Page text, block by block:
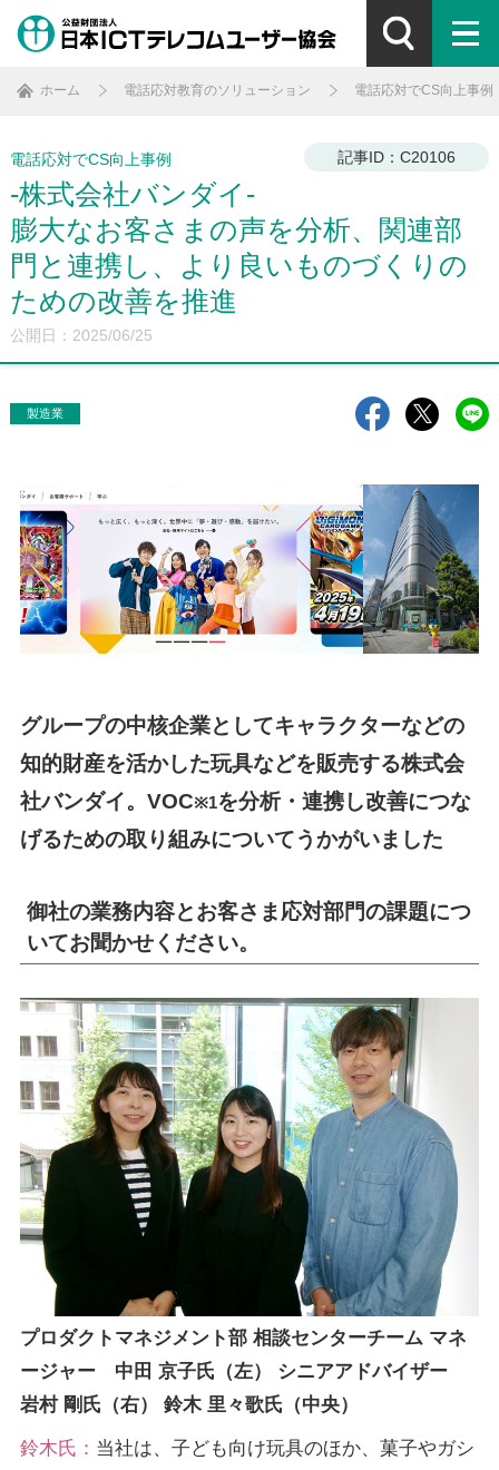
ホーム 電話応対教育のソリューション 電話応対でCS向上事例
電話応対でCS向上事例
-株式会社バンダイ-
膨大なお客さまの声を分析、関連部
門と連携し、より良いものづくりの
ための改善を推進
記事ID：C20106
公開日：2025/06/25
製造業
グループの中核企業としてキャラクターなどの
知的財産を活かした玩具などを販売する株式会
社バンダイ。VOC※1を分析・連携し改善につな
げるための取り組みについてうかがいました
御社の業務内容とお客さま応対部門の課題につ
いてお聞かせください。
プロダクトマネジメント部 相談センターチーム マネ
ージャー 中田 京子氏（左） シニアアドバイザー
岩村 剛氏（右） 鈴木 里々歌氏（中央）
鈴木氏： 当社は、子ども向け玩具のほか、菓子やガシ